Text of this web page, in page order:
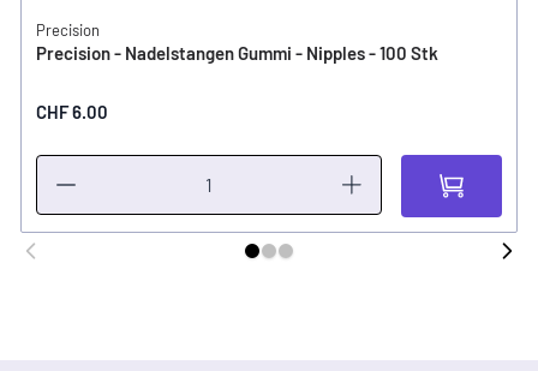
Precision
Precision - Nadelstangen Gummi - Nipples - 100 Stk
CHF 6.00